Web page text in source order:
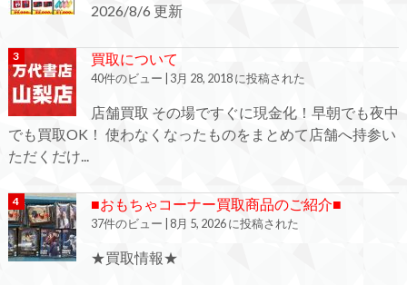
2026/8/6 更新
買取について
40件のビュー 3月 28, 2018 に投稿された
店舗買取 その場ですぐに現金化！早朝でも夜中
でも買取OK！ 使わなくなったものをまとめて店舗へ持参い
ただくだけ...
■おもちゃコーナー買取商品のご紹介■
37件のビュー 8月 5, 2026 に投稿された
★買取情報★